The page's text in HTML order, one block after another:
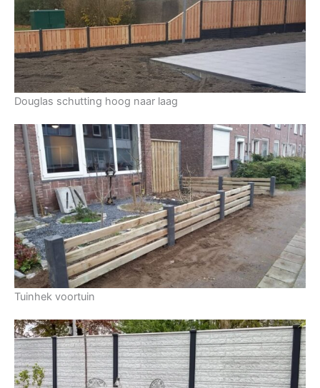
Douglas schutting hoog naar laag
Tuinhek voortuin